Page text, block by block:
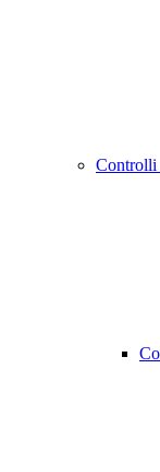
Controlli